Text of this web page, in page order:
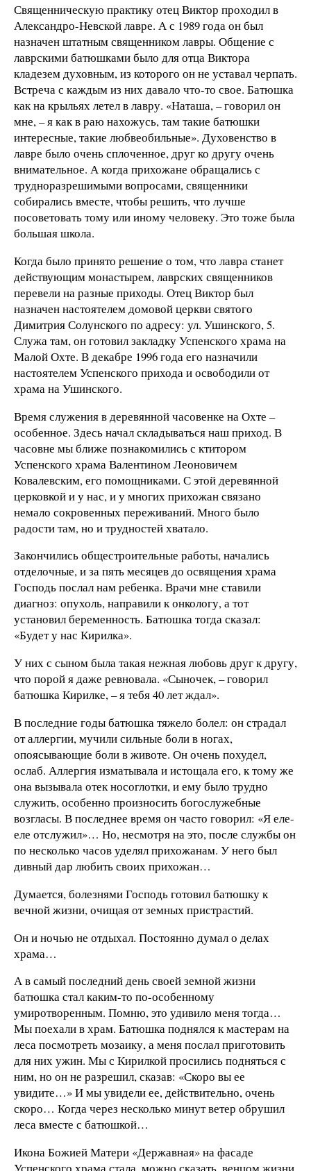
Священническую практику отец Виктор проходил в
Александро-Невской лавре. А с 1989 года он был
назначен штатным священником лавры. Общение с
лаврскими батюшками было для отца Виктора
кладезем духовным, из которого он не уставал черпать.
Встреча с каждым из них давало что-то свое. Батюшка
как на крыльях летел в лавру. «Наташа, – говорил он
мне, – я как в раю нахожусь, там такие батюшки
интересные, такие любвеобильные». Духовенство в
лавре было очень сплоченное, друг ко другу очень
внимательное. А когда прихожане обращались с
трудноразрешимыми вопросами, священники
собирались вместе, чтобы решить, что лучше
посоветовать тому или иному человеку. Это тоже была
большая школа.
Когда было принято решение о том, что лавра станет
действующим монастырем, лаврских священников
перевели на разные приходы. Отец Виктор был
назначен настоятелем домовой церкви святого
Димитрия Солунского по адресу: ул. Ушинского, 5.
Служа там, он готовил закладку Успенского храма на
Малой Охте. В декабре 1996 года его назначили
настоятелем Успенского прихода и освободили от
храма на Ушинского.
Время служения в деревянной часовенке на Охте –
особенное. Здесь начал складываться наш приход. В
часовне мы ближе познакомились с ктитором
Успенского храма Валентином Леоновичем
Ковалевским, его помощниками. С этой деревянной
церковкой и у нас, и у многих прихожан связано
немало сокровенных переживаний. Много было
радости там, но и трудностей хватало.
Закончились общестроительные работы, начались
отделочные, и за пять месяцев до освящения храма
Господь послал нам ребенка. Врачи мне ставили
диагноз: опухоль, направили к онкологу, а тот
установил беременность. Батюшка тогда сказал:
«Будет у нас Кирилка».
У них с сыном была такая нежная любовь друг к другу,
что порой я даже ревновала. «Сыночек, – говорил
батюшка Кирилке, – я тебя 40 лет ждал».
В последние годы батюшка тяжело болел: он страдал
от аллергии, мучили сильные боли в ногах,
опоясывающие боли в животе. Он очень похудел,
ослаб. Аллергия изматывала и истощала его, к тому же
она вызывала отек носоглотки, и ему было трудно
служить, особенно произносить богослужебные
возгласы. В последнее время он часто говорил: «Я еле-
еле отслужил»… Но, несмотря на это, после службы он
по несколько часов уделял прихожанам. У него был
дивный дар любить своих прихожан…
Думается, болезнями Господь готовил батюшку к
вечной жизни, очищая от земных пристрастий.
Он и ночью не отдыхал. Постоянно думал о делах
храма…
А в самый последний день своей земной жизни
батюшка стал каким-то по-особенному
умиротворенным. Помню, это удивило меня тогда…
Мы поехали в храм. Батюшка поднялся к мастерам на
леса посмотреть мозаику, а меня послал приготовить
для них ужин. Мы с Кирилкой просились подняться с
ним, но он не разрешил, сказав: «Скоро вы ее
увидите…» И мы увидели ее, действительно, очень
скоро… Когда через несколько минут ветер обрушил
леса вместе с батюшкой…
Икона Божией Матери «Державная» на фасаде